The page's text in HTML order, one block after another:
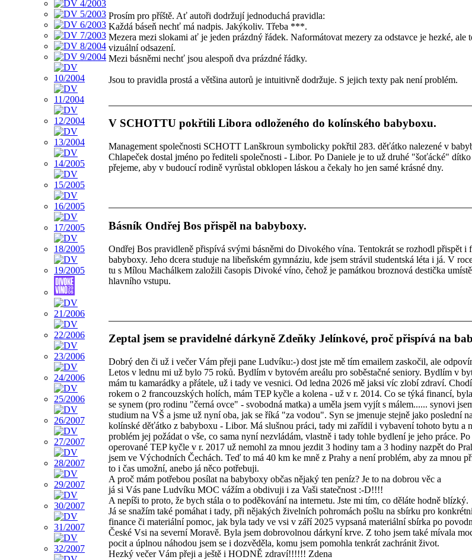
Prosím pro příště. Ať autoři dodržují jednoduchá pravidla:
Každá báseň nechť má nadpis. Jakýkoliv. Třeba ***.
Mezera mezi slokami ať je jeden prázdný řádek. Naformátovat mezery za odstavce je hezké, ale
vizuální odsazení.
Mezi básněmi nechť jsou alespoň dva prázdné řádky.
Jsou to pravidla prostá a většina autorů je intuitivně dodržuje. S jejich texty pak není problém.
V SCHOTTU pokřtili Libora odloženého do kolínského babyboxu.
Management společnosti SCHOTT Lanškroun symbolicky pokřtil 283. děťátko nalezené v
Chlapeček dostal jméno po řediteli společnosti - Libor. Po Daniele je to už druhé "šoťácké"
přejeme, aby v budoucí rodině vyrůstal obklopen láskou a čekaly ho jen samé krásné dny.
Básník Ondřej Bos přispěl na babyboxy.
Ondřej Bos pravidleně přispívá svými básněmi do Divokého vína. Tentokrát se rozhodl přispět i
babyboxy. Jeho dcera studuje na libeňském gymnáziu, kde jsem strávil studentská léta i já. V
tu s Mílou Machálkem založili časopis Divoké víno, čehož je památkou broznová destička
hlavního vstupu.
Zeptal jsem se pravidelné dárkyně Zdeňky Jelínkové, proč přispívá na
Dobrý den či už i večer Vám přeji pane Ludvíku:-) dost jste mě tím emailem zaskočil, ale
Letos v lednu mi už bylo 75 roků. Bydlím v bytovém areálu pro soběstačné seniory. Bydlím v
mám tu kamarádky a přátele, už i tady ve vesnici. Od ledna 2026 mě jaksi víc zlobí zdraví.
rokem o 2 francouzských holích, mám TEP kyčle a kolena - už v r. 2014. Co se týká financí,
se synem (pro rodinu "černá ovce" - svobodná matka) a uměla jsem vyjít s málem...... synovi
studium na VŠ a jsme už nyní oba, jak se říká "za vodou". Syn se jmenuje stejně jako poslední
kolínské děťátko z babyboxu - Libor. Má slušnou práci, tady mi zařídil i vybavení tohoto bytu a
problém jej požádat o vše, co sama nyní nezvládám, vlastně i tady tohle bydlení je jeho práce.
operované TEP kyčle v r. 2017 už nemohl za mnou jezdit 3 hodiny tam a 3 hodiny nazpět do
jsem ve Východních Čechách. Teď to má 40 km ke mně z Prahy a není problém, aby za mnou
to i čas umožní, anebo já něco potřebuji.
A proč mám potřebou posílat na babyboxy občas nějaký ten peníz? Je to na dobrou věc a
já si Vás pane Ludvíku MOC vážím a obdivuji i za Vaši statečnost :-D!!!!
A nepíši to proto, že bych stála o to poděkování na internetu. Jste mi tím, co děláte hodně blízký.
Já se snažím také pomáhat i tady, při nějakých živelních pohromách pošlu na sbírku pro
finance či materiální pomoc, jak byla tady ve vsi v září 2025 vypsaná materiální sbírka po
České Vsi na severní Moravě. Byla jsem dobrovolnou dárkyní krve. Z toho jsem také mívala
pocit a úplnou náhodou jsem se i dozvěděla, komu jsem pomohla tenkrát zachránit život.
Hezký večer Vám přeji a ještě i HODNĚ zdraví!!!!!! Zdena